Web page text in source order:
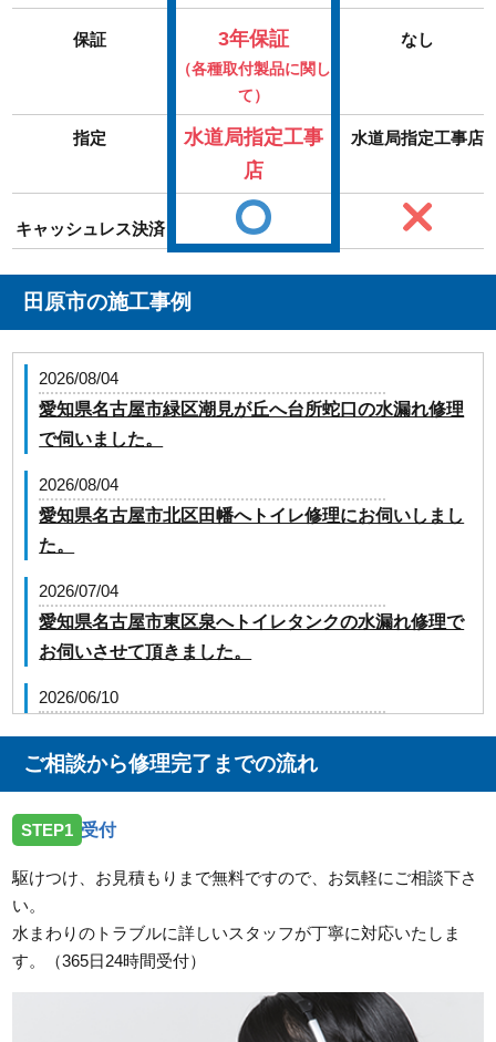
保証 3年保証
（各種取付製品に関し
て）
なし
指定
水道局指定工事
店
水道局指定工事店
キャッシュレス決済
田原市の施工事例
2026/08/04
愛知県名古屋市緑区潮見が丘へ台所蛇口の水漏れ修理
で伺いました。
2026/08/04
愛知県名古屋市北区田幡へトイレ修理にお伺いしまし
た。
2026/07/04
愛知県名古屋市東区泉へトイレタンクの水漏れ修理で
お伺いさせて頂きました。
2026/06/10
修理でお伺いさせて頂きました。
愛知県名古屋市天白区横町へ洗濯排水詰まりトラブル
愛知県名古屋市守山区へ排水詰まり修理に伺いました
愛知県名古屋市千種区千種で洗濯機排水詰まりでお伺
ご相談から修理完了までの流れ
STEP1 受付
駆けつけ、お見積もりまで無料ですので、お気軽にご相談下さ
い。
水まわりのトラブルに詳しいスタッフが丁寧に対応いたしま
す。（365日24時間受付）